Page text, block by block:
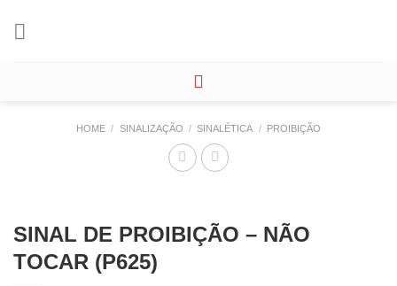
HOME / SINALIZAÇÃO / SINALÉTICA / PROIBIÇÃO
SINAL DE PROIBIÇÃO – NÃO
TOCAR (P625)